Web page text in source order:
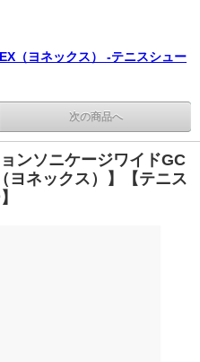
（ヨネックス） -テニスシュー
次の商品へ
ンソニケージワイドGC
ヨネックス）】【テニス